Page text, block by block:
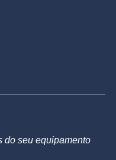
do seu equipamento